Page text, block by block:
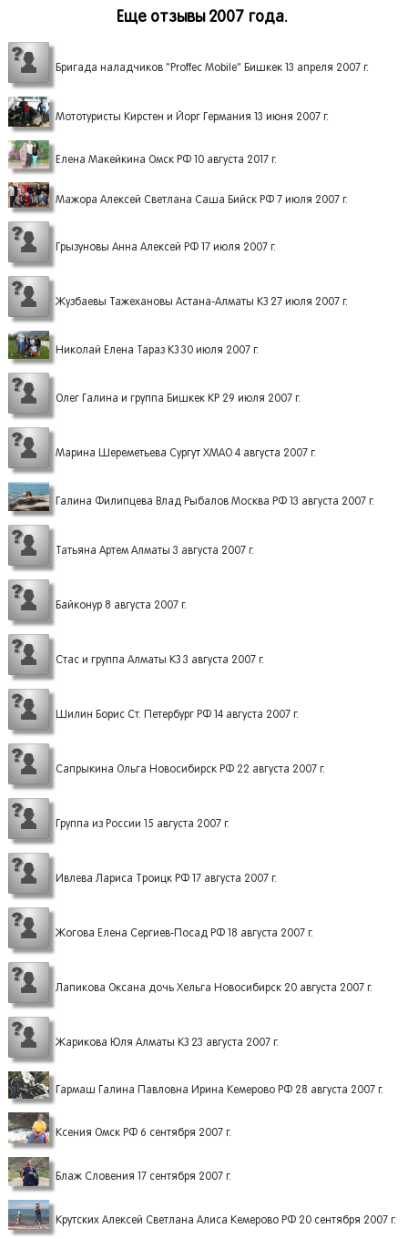
Еще отзывы 2007 года.
Бригада наладчиков "Proffec Mobile" Бишкек 13 апреля 2007 г.
Мототуристы Кирстен и Йорг Германия 13 июня 2007 г.
Елена Макейкина Омск РФ 10 августа 2017 г.
Мажора Алексей Светлана Саша Бийск РФ 7 июля 2007 г.
Грызуновы Анна Алексей РФ 17 июля 2007 г.
Жузбаевы Тажехановы Астана-Алматы КЗ 27 июля 2007 г.
Николай Елена Тараз КЗ 30 июля 2007 г.
Олег Галина и группа Бишкек КР 29 июля 2007 г.
Марина Шереметьева Сургут ХМАО 4 августа 2007 г.
Галина Филипцева Влад Рыбалов Москва РФ 13 августа 2007 г.
Татьяна Артем Алматы 3 августа 2007 г.
Байконур 8 августа 2007 г.
Стас и группа Алматы КЗ 3 августа 2007 г.
Шилин Борис Ст. Петербург РФ 14 августа 2007 г.
Сапрыкина Ольга Новосибирск РФ 22 августа 2007 г.
Группа из России 15 августа 2007 г.
Ивлева Лариса Троицк РФ 17 августа 2007 г.
Жогова Елена Сергиев-Посад РФ 18 августа 2007 г.
Лапикова Оксана дочь Хельга Новосибирск 20 августа 2007 г.
Жарикова Юля Алматы КЗ 23 августа 2007 г.
Гармаш Галина Павловна Ирина Кемерово РФ 28 августа 2007 г.
Ксения Омск РФ 6 сентября 2007 г.
Блаж Словения 17 сентября 2007 г.
Крутских Алексей Светлана Алиса Кемерово РФ 20 сентября 2007 г.